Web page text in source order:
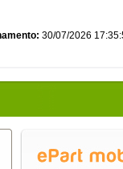
30/07/2026